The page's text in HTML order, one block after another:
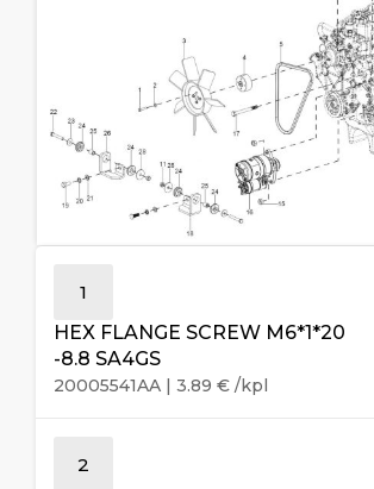
1
HEX FLANGE SCREW M6*1*20
-8.8 SA4GS
20005541AA | 3.89 € /kpl
2